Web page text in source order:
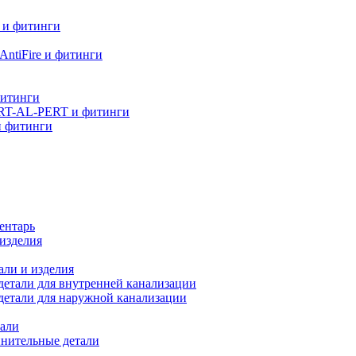
фитинги
и фитинги
AL-PERT и фитинги
фитинги
и изделия
для внутренней канализации
для наружной канализации
детали